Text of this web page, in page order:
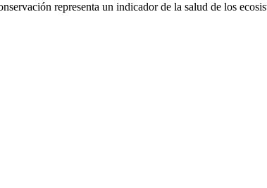
representa un indicador de la salud de los